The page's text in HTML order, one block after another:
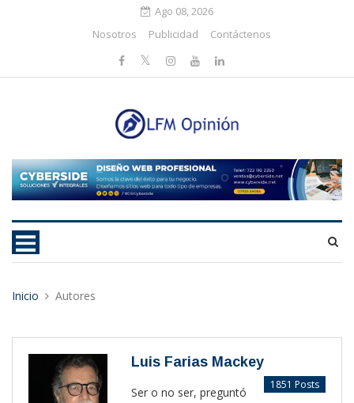
Ago 08, 2026
Nosotros
Publicidad Contáctenos
Inicio Autores
Luis Farias Mackey
1851 Posts
Ser o no ser, preguntó